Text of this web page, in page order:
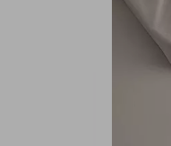
betalingsmetode